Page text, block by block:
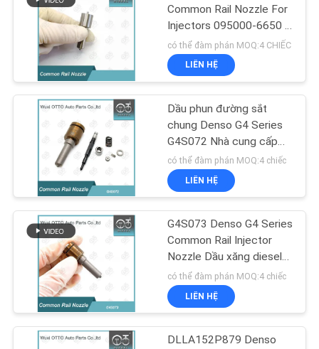
PRIVACY
POLICY
Van điều khiển vòi
phun Denso
55
Van điều khiển vòi
phun Delphi
Common Rail Nozzle For
Injectors 095000-6650 /
5504 / 8-98030550 Các
bộ phận tiêm nhiên liệu
diesel Nhà cung cấp
có thể đàm phán MOQ:4 CHIẾC
LIÊN HỆ
Dầu phun đường sắt
chung Denso G4 Series
G4S072 Nhà cung cấp
ống phun đường sắt
chung chính xác cao
có thể đàm phán MOQ:4 chiếc
LIÊN HỆ
G4S073 Denso G4 Series
Common Rail Injector
Nozzle Dầu xăng diesel
Dầu xăng Dầu xăng Dầu
xăng
có thể đàm phán MOQ:4 chiếc
LIÊN HỆ
DLLA152P879 Denso